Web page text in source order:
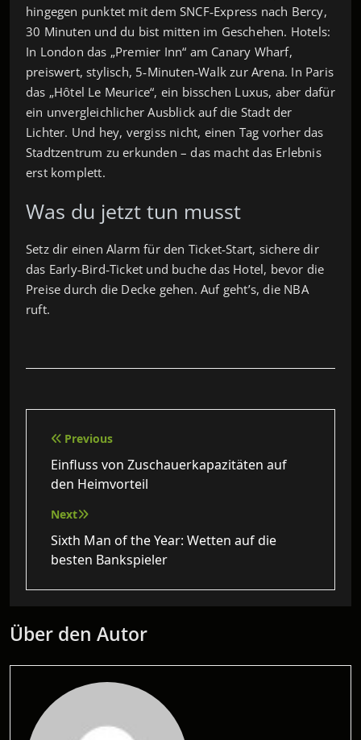
hingegen punktet mit dem SNCF‑Express nach Bercy,
30 Minuten und du bist mitten im Geschehen. Hotels:
In London das „Premier Inn“ am Canary Wharf,
preiswert, stylisch, 5‑Minuten‑Walk zur Arena. In Paris
das „Hôtel Le Meurice“, ein bisschen Luxus, aber dafür
ein unvergleichlicher Ausblick auf die Stadt der
Lichter. Und hey, vergiss nicht, einen Tag vorher das
Stadtzentrum zu erkunden – das macht das Erlebnis
erst komplett.
Was du jetzt tun musst
Setz dir einen Alarm für den Ticket‑Start, sichere dir
das Early‑Bird‑Ticket und buche das Hotel, bevor die
Preise durch die Decke gehen. Auf geht’s, die NBA
ruft.
Beitragsnavigation
Previous
Einfluss von Zuschauerkapazitäten auf
den Heimvorteil
Next
Sixth Man of the Year: Wetten auf die
besten Bankspieler
Über den Autor